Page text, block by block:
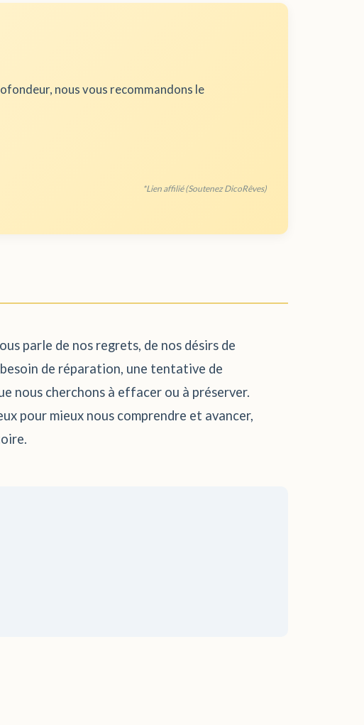
nous vous recommandons le
*Lien affilié (Soutenez DicoRêves)
parle de nos regrets, de nos désirs de
de réparation, une tentative de
nous cherchons à effacer ou à préserver.
pour mieux nous comprendre et avancer,